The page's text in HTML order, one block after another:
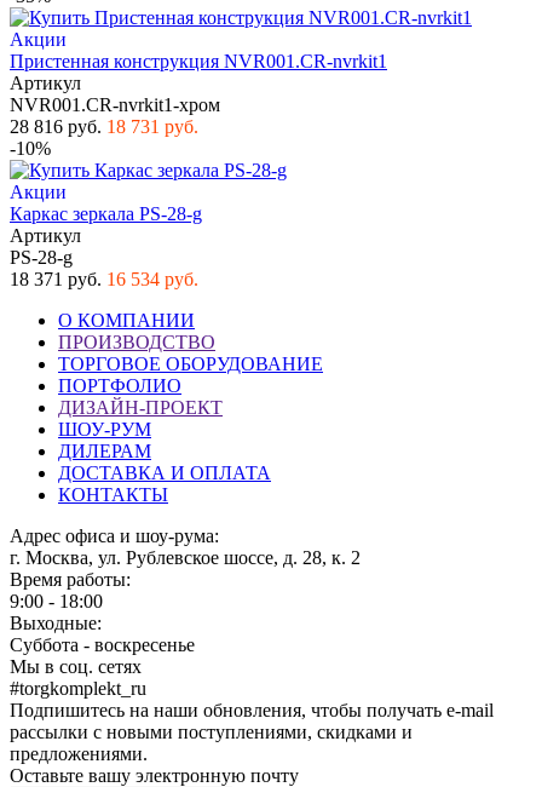
Акции
Пристенная конструкция NVR001.CR-nvrkit1
Артикул
NVR001.CR-nvrkit1-хром
28 816 руб. 18 731 руб.
-10%
Акции
Каркас зеркала PS-28-g
Артикул
PS-28-g
18 371 руб. 16 534 руб.
О КОМПАНИИ
ПРОИЗВОДСТВО
ТОРГОВОЕ ОБОРУДОВАНИЕ
ПОРТФОЛИО
ДИЗАЙН-ПРОЕКТ
ШОУ-РУМ
ДИЛЕРАМ
ДОСТАВКА И ОПЛАТА
КОНТАКТЫ
Адрес офиса и шоу-рума:
г. Москва, ул. Рублевское шоссе, д. 28, к. 2
Время работы:
9:00 - 18:00
Выходные:
Суббота - воскресенье
Мы в соц. сетях
#torgkomplekt_ru
Подпишитесь на наши обновления, чтобы получать e-mail
рассылки с новыми поступлениями, скидками и
предложениями.
Оставьте вашу электронную почту